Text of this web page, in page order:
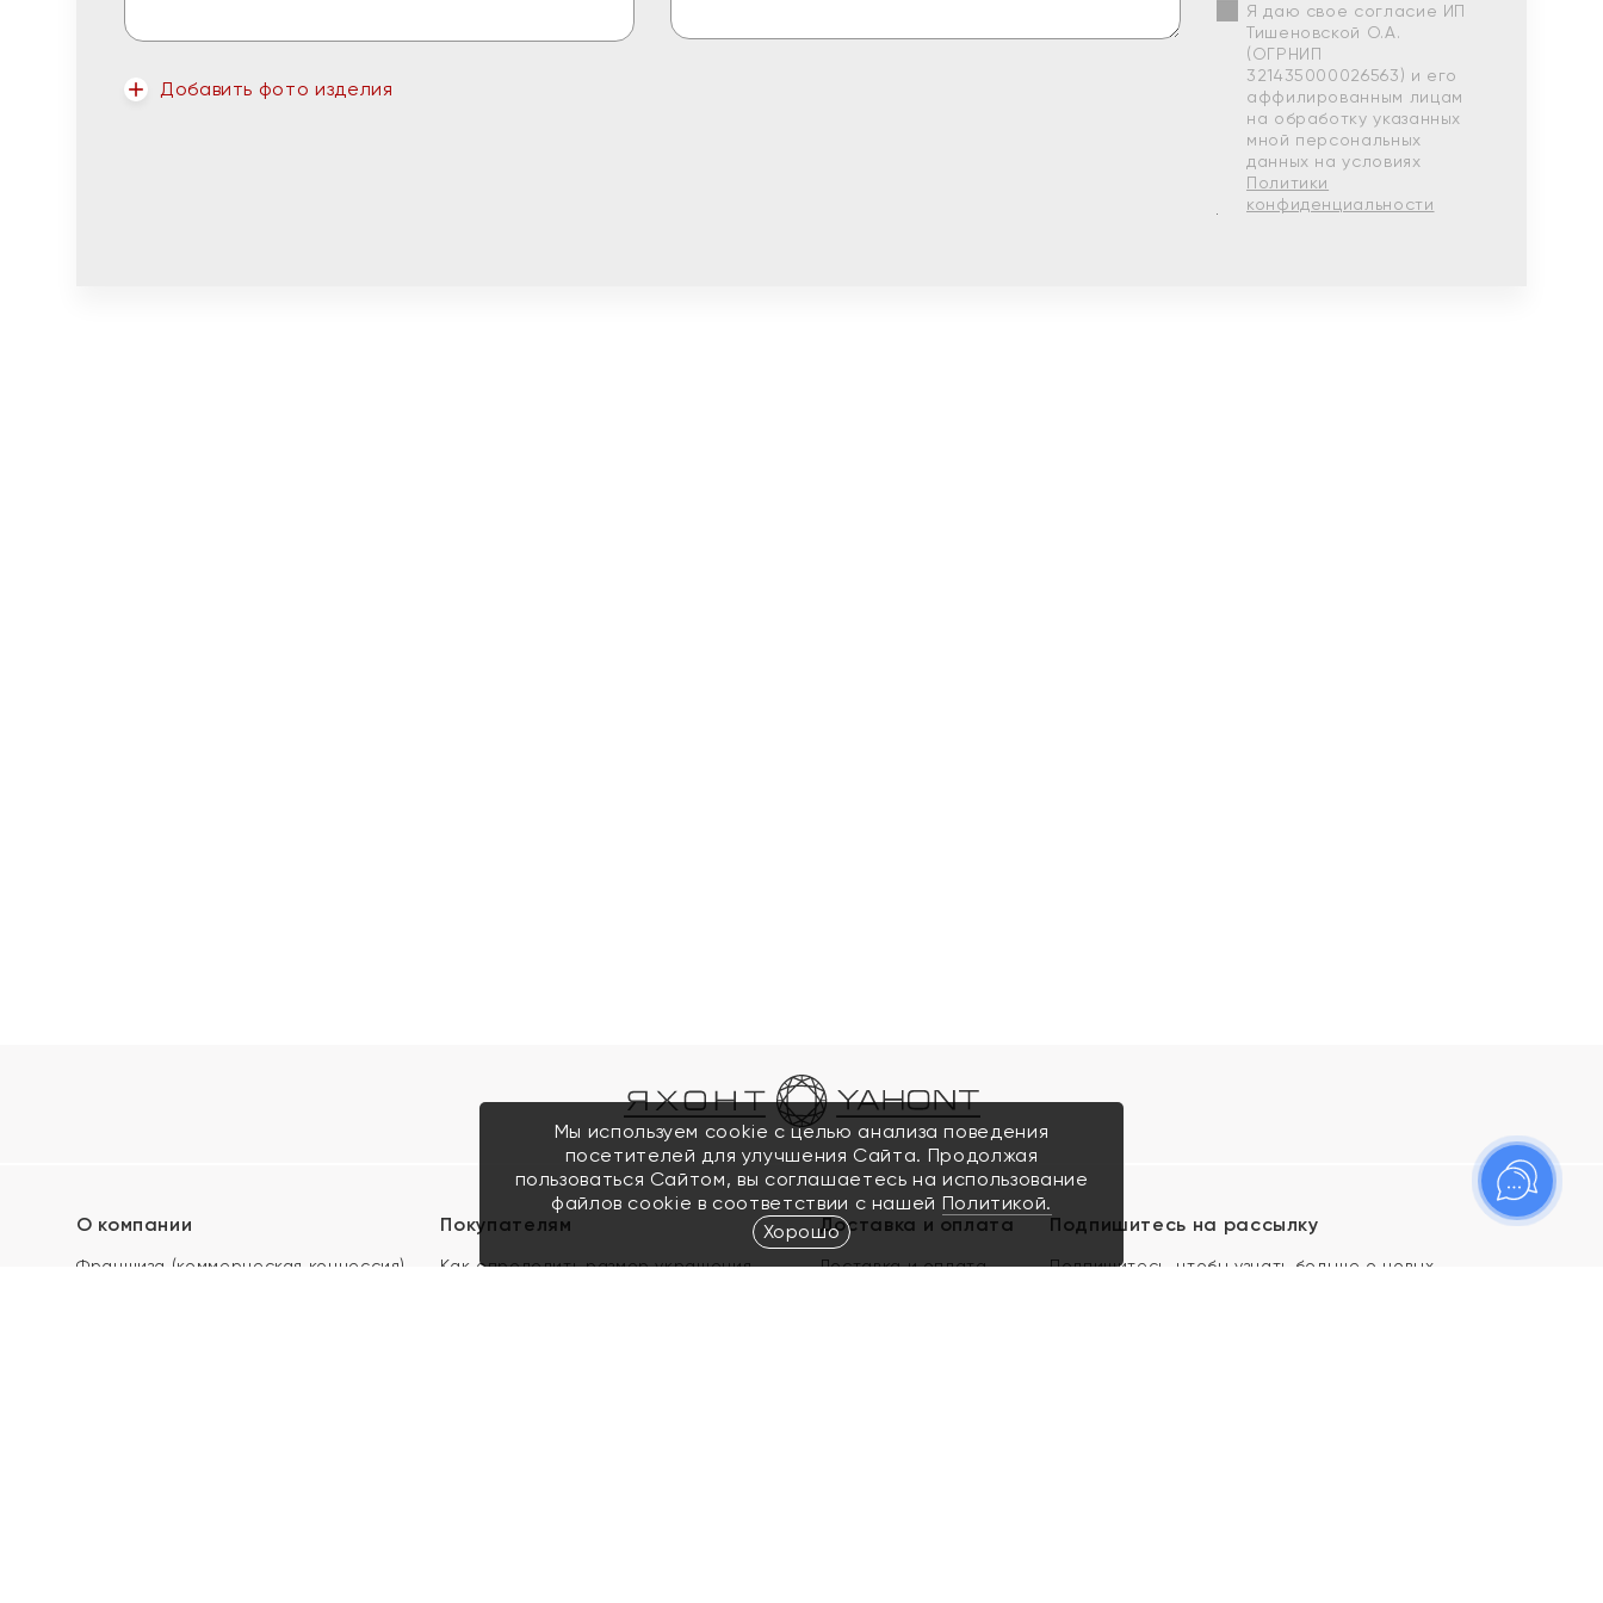
Добавить фото изделия
Я даю свое согласие ИП
Тишеновской О.А.
(ОГРНИП
321435000026563) и его
аффилированным лицам
на обработку указанных
мной персональных
данных на условиях
Политики
конфиденциальности
О компании
Франшиза (коммерческая концессия)
Покупателям
Как определить размер украшения
Доставка и оплата
Доставка и оплата
Подпишитесь на рассылку
Подпишитесь, чтобы узнать больше о новых
Мы используем cookie с целью анализа поведения
посетителей для улучшения Сайта. Продолжая
пользоваться Сайтом, вы соглашаетесь на использование
файлов cookie в соответствии с нашей Политикой.
Хорошо